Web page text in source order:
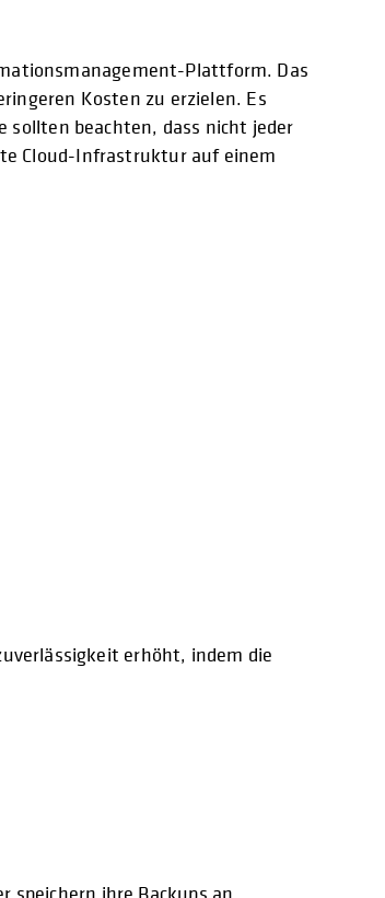
Plattform. Das
Kosten zu erzielen. Es
sollten beachten, dass nicht jeder
Cloud-Infrastruktur auf einem
erhöht, indem die